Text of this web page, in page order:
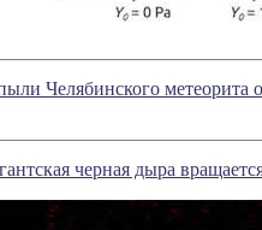
Челябинского метеорита
черная дыра